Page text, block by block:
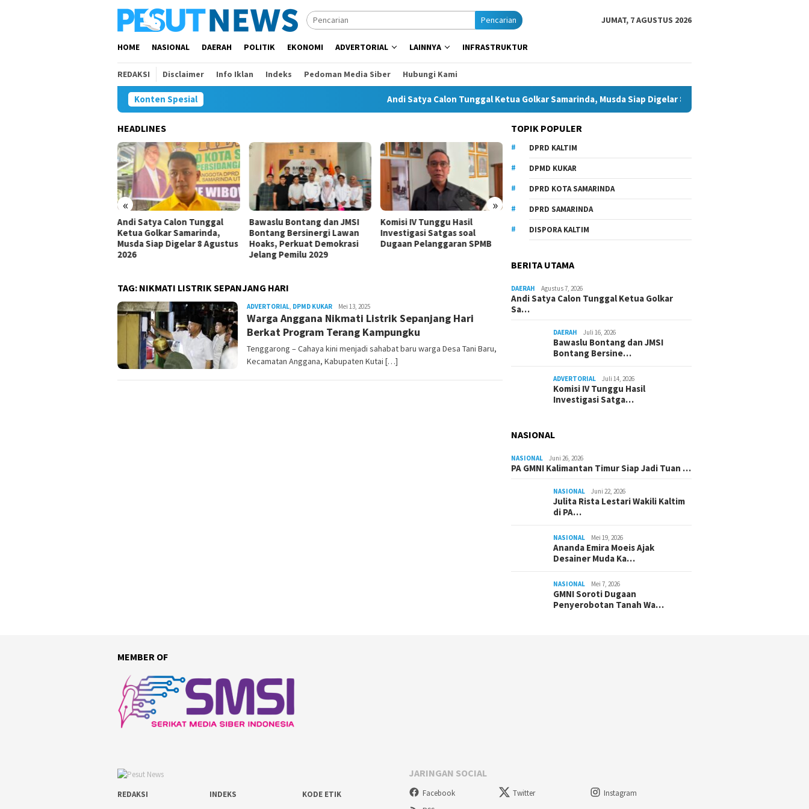
Pencarian JUMAT, 7 AGUSTUS 2026
HOME NASIONAL DAERAH POLITIK EKONOMI ADVERTORIAL LAINNYA INFRASTRUKTUR
REDAKSI Disclaimer Info Iklan Indeks Pedoman Media Siber Hubungi Kami
Konten Spesial Andi Satya Calon Tunggal Ketua Golkar Samarinda, Musda Siap Digelar 8 Agustus 2026
HEADLINES
« »
Andi Satya Calon Tunggal
Ketua Golkar Samarinda,
Musda Siap Digelar 8 Agustus
Bawaslu Bontang dan JMSI
Bontang Bersinergi Lawan
Hoaks, Perkuat Demokrasi
Jelang Pemilu 2029
Komisi IV Tunggu Hasil
Investigasi Satgas soal
Dugaan Pelanggaran SPMB
Komisi I Dorong Pemkot
Kurangi Belanja ASN demi
Perluas Ruang Pembangunan
Beasiswa Daerah Belum Ada,
Anhar Minta Pemkot
Samarinda Beri Perhatian
TAG: NIKMATI LISTRIK SEPANJANG HARI
ADVERTORIAL, DPMD KUKAR Admin
Pesut
Mei 13, 2025
Warga Anggana Nikmati Listrik Sepanjang Hari
Berkat Program Terang Kampungku
Tenggarong – Cahaya kini menjadi sahabat baru warga Desa Tani Baru,
Kecamatan Anggana, Kabupaten Kutai […]
TOPIK POPULER
DPRD KALTIM
DPMD KUKAR
DPRD KOTA SAMARINDA
DPRD SAMARINDA
DISPORA KALTIM
BERITA UTAMA
DAERAH Agustus 7, 2026
Andi Satya Calon Tunggal Ketua Golkar
Sa…
DAERAH Juli 16, 2026
Bawaslu Bontang dan JMSI
Bontang Bersine…
ADVERTORIAL Juli 14, 2026
Komisi IV Tunggu Hasil
Investigasi Satga…
NASIONAL
NASIONAL Juni 26, 2026
PA GMNI Kalimantan Timur Siap Jadi Tuan …
NASIONAL Juni 22, 2026
Julita Rista Lestari Wakili Kaltim
di PA…
NASIONAL Mei 19, 2026
Ananda Emira Moeis Ajak
Desainer Muda Ka…
NASIONAL Mei 7, 2026
GMNI Soroti Dugaan
Penyerobotan Tanah Wa…
MEMBER OF
REDAKSI INDEKS
KODE ETIK
JARINGAN SOCIAL
Facebook Twitter
Instagram